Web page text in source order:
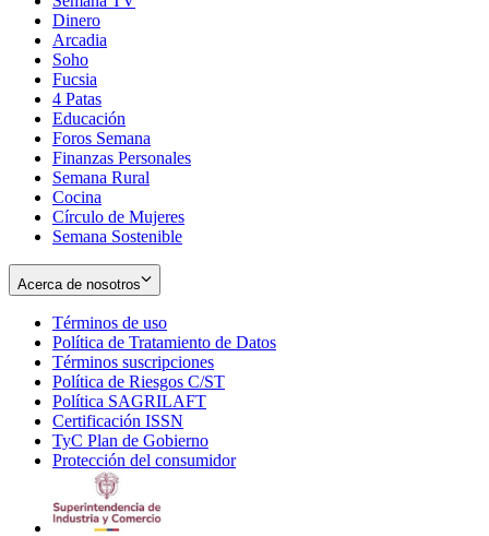
Dinero
Arcadia
Soho
in
new
window
Fucsia
in
new
window
4 Patas
Educación
Foros Semana
Finanzas Personales
Semana Rural
Cocina
Círculo de Mujeres
Semana Sostenible
Acerca de nosotros
Términos de uso
in
new
window
Política de Tratamiento de Datos
Términos suscripciones
in
Política de Riesgos C/ST
Política SAGRILAFT
new
window
Certificación ISSN
in
new
TyC Plan de Gobierno
in
Protección del consumidorOpens